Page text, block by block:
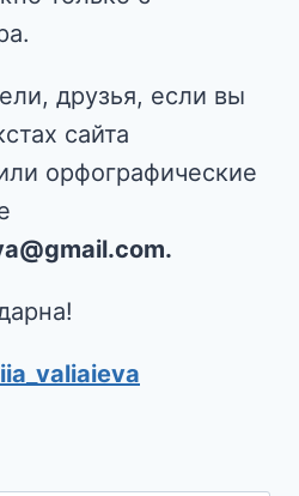
друзья, если вы
сайта
орфографические